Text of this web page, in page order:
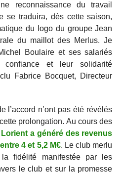
reconnaissance du travail
se traduira, dès cette saison,
du logo du groupe Jean
du maillot des Merlus. Je
Boulaire et ses salariés
et leur solidarité
Fabrice Bocquet, Directeur
l’accord n’ont pas été révélés
prolongation. Au cours des
Lorient a généré des revenus
4 et 5,2 M€. Le club merlu
fidélité manifestée par les
le club et sur la promesse